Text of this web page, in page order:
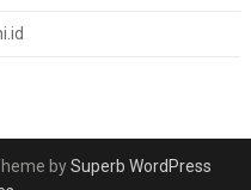
bySuperb WordPress